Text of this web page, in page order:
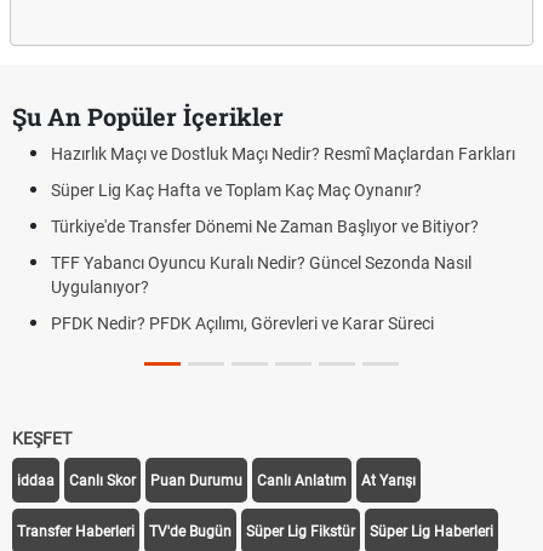
Şu An Popüler İçerikler
Hazırlık Maçı ve Dostluk Maçı Nedir? Resmî Maçlardan Farkları
Süper Lig Kaç Hafta ve Toplam Kaç Maç Oynanır?
Türkiye'de Transfer Dönemi Ne Zaman Başlıyor ve Bitiyor?
TFF Yabancı Oyuncu Kuralı Nedir? Güncel Sezonda Nasıl
Uygulanıyor?
PFDK Nedir? PFDK Açılımı, Görevleri ve Karar Süreci
KEŞFET
iddaa Canlı Skor Puan Durumu Canlı Anlatım At Yarışı
Transfer Haberleri TV'de Bugün Süper Lig Fikstür Süper Lig Haberleri